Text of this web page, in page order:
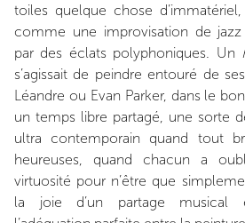
toiles quelque chose
comme une improvisation de
par des éclats polyphoniques. Un
s’agissait de peindre entouré de
Léandre ou Evan Parker, dans le
un temps libre partagé, une sorte
ultra contemporain quand tout
heureuses, quand chacun a
virtuosité pour n’être que
la joie d’un partage musical